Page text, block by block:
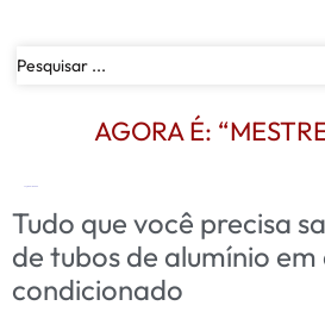
AGORA É:
Tudo que você precisa
de tubos de alumínio
condicionado